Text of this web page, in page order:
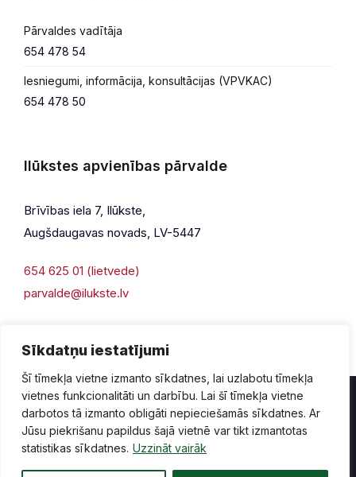
Sīkdatņu iestatījumi
Šī tīmekļa vietne izmanto sīkdatnes, lai uzlabotu tīmekļa
vietnes funkcionalitāti un darbību. Lai šī tīmekļa vietne
darbotos tā izmanto obligāti nepieciešamās sīkdatnes. Ar
Jūsu piekrišanu papildus šajā vietnē var tikt izmantotas
statistikas sīkdatnes. Uzzināt vairāk
Pārvaldes vadītāja
654 478 54
Iesniegumi, informācija, konsultācijas (VPVKAC)
654 478 50
Ilūkstes apvienības pārvalde
Brīvības iela 7, Ilūkste,
Augšdaugavas novads, LV-5447
654 625 01 (lietvede)
parvalde@ilukste.lv
Privātuma politika Piekļūstamība
Lapas karte